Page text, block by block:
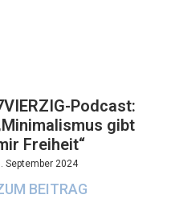
Podcast:
gibt
Freiheit“
September 2024
BEITRAG